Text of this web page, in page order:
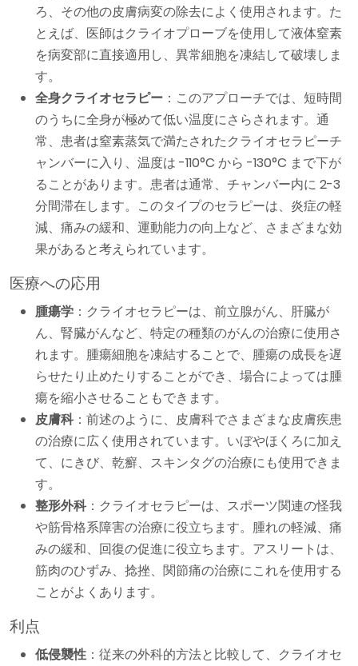
ろ、その他の皮膚病変の除去によく使用されます。た
とえば、医師はクライオプローブを使用して液体窒素
を病変部に直接適用し、異常細胞を凍結して破壊しま
す。
全身クライオセラピー ：このアプローチでは、短時間
のうちに全身が極めて低い温度にさらされます。通
常、患者は窒素蒸気で満たされたクライオセラピーチ
ャンバーに入り、温度は -110°C から -130°C まで下が
ることがあります。患者は通常、チャンバー内に 2-3
分間滞在します。このタイプのセラピーは、炎症の軽
減、痛みの緩和、運動能力の向上など、さまざまな効
果があると考えられています。
医療への応用
腫瘍学 ：クライオセラピーは、前立腺がん、肝臓が
ん、腎臓がんなど、特定の種類のがんの治療に使用さ
れます。腫瘍細胞を凍結することで、腫瘍の成長を遅
らせたり止めたりすることができ、場合によっては腫
瘍を縮小させることもできます。
皮膚科：前述のように、皮膚科でさまざまな皮膚疾患
の治療に広く使用されています。いぼやほくろに加え
て、にきび、乾癬、スキンタグの治療にも使用できま
す。
整形外科：クライオセラピーは、スポーツ関連の怪我
や筋骨格系障害の治療に役立ちます。腫れの軽減、痛
みの緩和、回復の促進に役立ちます。アスリートは、
筋肉のひずみ、捻挫、関節痛の治療にこれを使用する
ことがよくあります。
利点
低侵襲性 ：従来の外科的方法と比較して、クライオセ